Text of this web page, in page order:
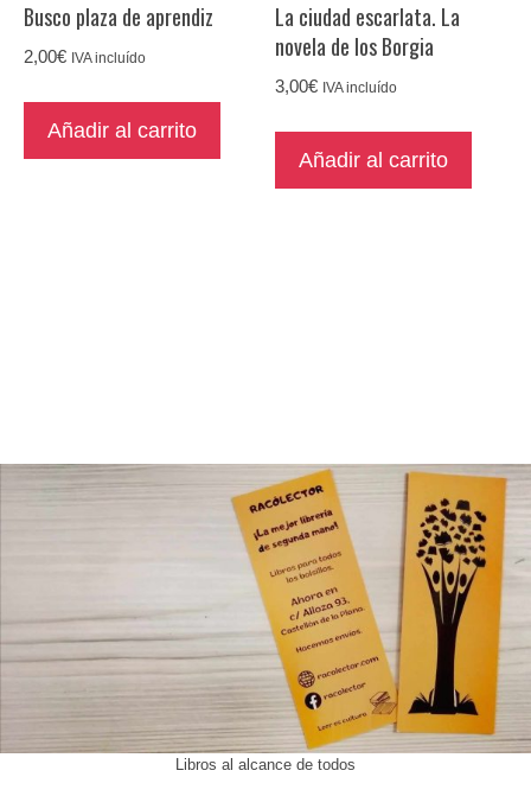
Busco plaza de aprendiz
2,00€ IVA incluído
Añadir al carrito
La ciudad escarlata. La
novela de los Borgia
3,00€ IVA incluído
Añadir al carrito
Libros al alcance de todos